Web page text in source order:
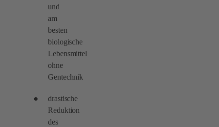
und
am
besten
biologische
Lebensmittel
ohne
Gentechnik
drastische
Reduktion
des